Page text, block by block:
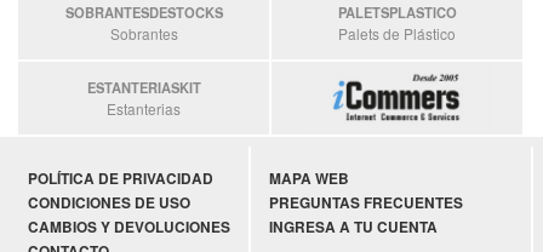
SOBRANTESDESTOCKS
Sobrantes
PALETSPLASTICO
Palets de Plástico
ESTANTERIASKIT
Estanterias
POLÍTICA DE PRIVACIDAD
CONDICIONES DE USO
CAMBIOS Y DEVOLUCIONES
MAPA WEB
PREGUNTAS FRECUENTES
INGRESA A TU CUENTA